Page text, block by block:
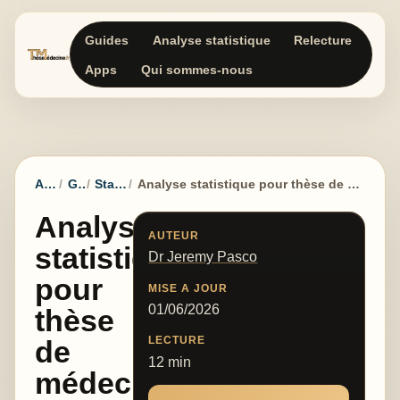
Guides Analyse statistique Relecture
Apps Qui sommes-nous
Accueil Guides Statistiques Analyse statistique pour thèse de médecine : données, tests et résultats
Analyse
statistique
pour
thèse
de
médecine
AUTEUR
Dr Jeremy Pasco
MISE A JOUR
01/06/2026
LECTURE
12 min